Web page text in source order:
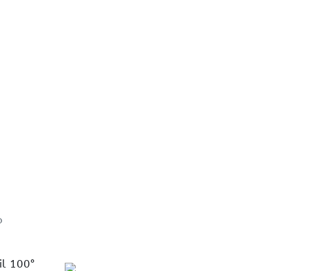
100°